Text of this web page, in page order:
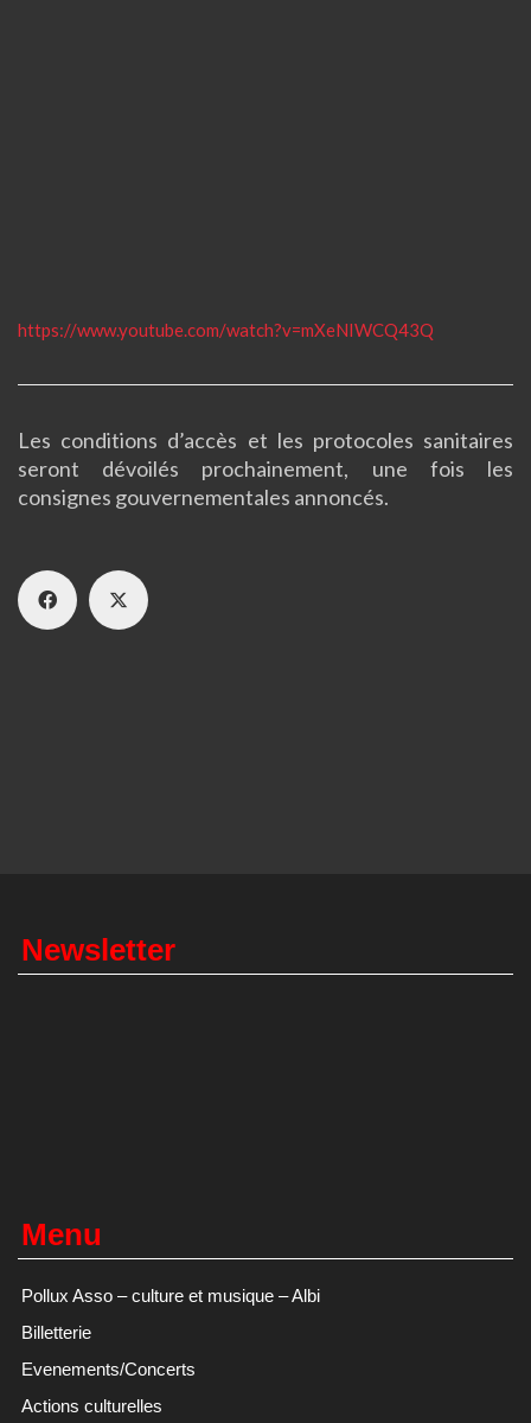
https://www.youtube.com/watch?v=mXeNIWCQ43Q
Les conditions d’accès et les protocoles sanitaires
seront dévoilés prochainement, une fois les
consignes gouvernementales annoncés.
Newsletter
Menu
Pollux Asso – culture et musique – Albi
Billetterie
Evenements/Concerts
Actions culturelles